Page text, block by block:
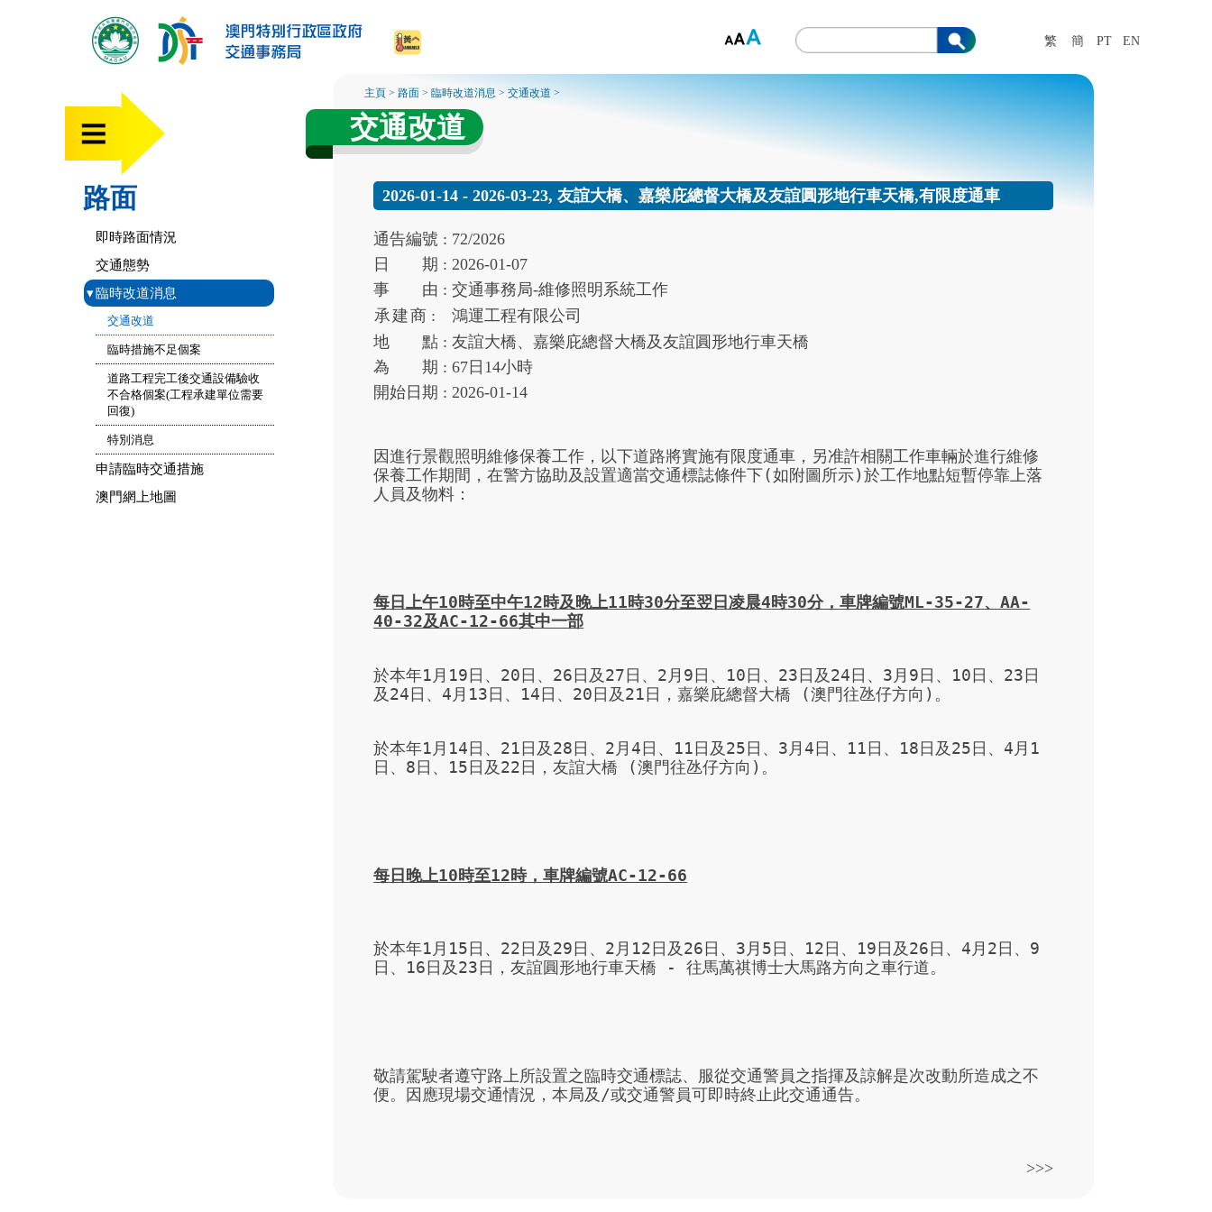
繁 簡 PT EN
路面
即時路面情況
交通態勢
▾臨時改道消息
交通改道
臨時措施不足個案
道路工程完工後交通設備驗收
不合格個案(工程承建單位需要
回復)
特別消息
申請臨時交通措施
澳門網上地圖
主頁 >路面 >臨時改道消息 >交通改道 >
交通改道
2026-01-14 - 2026-03-23, 友誼大橋、嘉樂庇總督大橋及友誼圓形地行車天橋,有限度通車
通告編號 : 72/2026
日
期 :2026-01-07
事
由 :交通事務局-維修照明系統工作
承建商 :
鴻運工程有限公司
地
點 :友誼大橋、嘉樂庇總督大橋及友誼圓形地行車天橋
為
期 :67 日 14小時
開始 日期 :2026-01-14
因進行景觀照明維修保養工作，以下道路將實施有限度通車，另准許相關工作車輛於進行維修
保養工作期間，在警方協助及設置適當交通標誌條件下(如附圖所示)於工作地點短暫停靠上落
人員及物料：
每日上午10時至中午12時及 晚上11時30分至翌日凌晨4時30分，車牌編號ML-35-27、AA-
40-32及AC-12-66其中一部
於本年1月19日、20日、26日及27日、2月9日、10日、23日及24日、3月9日、10日、23日
及24日、4月13日、14日、20日及21日，嘉樂庇總督大橋 (澳門往氹仔方向)。
於本年1月14日、21日及28日、2月4日、11日及25日、3月4日、11日、18日及25日、4月1
日、8日、15日及22日，友誼大橋 (澳門往氹仔方向)。
每 日晚上10時至12時，車牌編號AC-12-66
於本年1月15日、22日及29日、2月12日及26日、3月5日、12日、19日及26日、4月2日、9
日、16日及23日，友誼圓形地行車天橋 - 往馬萬祺博士大馬路方向之車行道。
敬請駕駛者遵守路上所設置之臨時交通標誌、服從交通警員之指揮及諒解是次改動所造成之不
便。因應現場交通情況，本局及/或交通警員可即時終止此交通通告。
>>>